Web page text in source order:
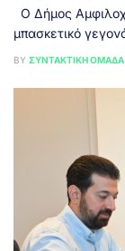
Ο Δήμος
μπασκετικό
BY ΣΥΝΤΑΚΤΙΚΉ ΟΜΆΔΑ